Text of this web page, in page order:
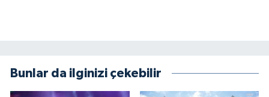
Bunlar da ilginizi çekebilir